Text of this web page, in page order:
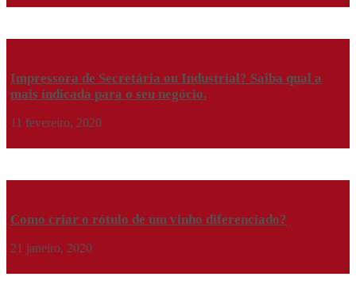
Impressora de Secretária ou Industrial? Saiba qual a
mais indicada para o seu negócio.
11 fevereiro, 2020
Como criar o rótulo de um vinho diferenciado?
21 janeiro, 2020